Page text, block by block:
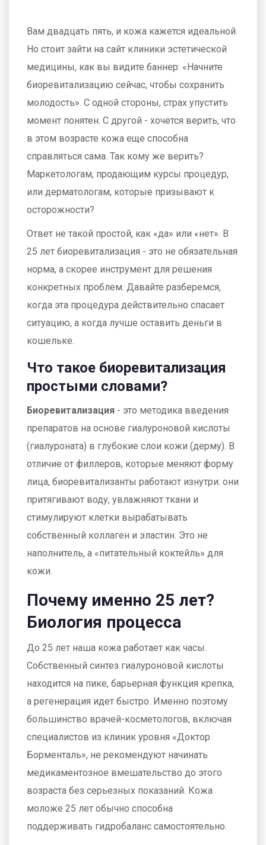
Вам двадцать пять, и кожа кажется идеальной.
Но стоит зайти на сайт клиники эстетической
медицины, как вы видите баннер: «Начните
биоревитализацию сейчас, чтобы сохранить
молодость». С одной стороны, страх упустить
момент понятен. С другой - хочется верить, что
в этом возрасте кожа еще способна
справляться сама. Так кому же верить?
Маркетологам, продающим курсы процедур,
или дерматологам, которые призывают к
осторожности?
Ответ не такой простой, как «да» или «нет». В
25 лет биоревитализация - это не обязательная
норма, а скорее инструмент для решения
конкретных проблем. Давайте разберемся,
когда эта процедура действительно спасает
ситуацию, а когда лучше оставить деньги в
кошельке.
Что такое биоревитализация
простыми словами?
Биоревитализация - это методика введения
препаратов на основе гиалуроновой кислоты
(гиалуроната) в глубокие слои кожи (дерму). В
отличие от филлеров, которые меняют форму
лица, биоревитализанты работают изнутри: они
притягивают воду, увлажняют ткани и
стимулируют клетки вырабатывать
собственный коллаген и эластин. Это не
наполнитель, а «питательный коктейль» для
кожи.
Почему именно 25 лет?
Биология процесса
До 25 лет наша кожа работает как часы.
Собственный синтез гиалуроновой кислоты
находится на пике, барьерная функция крепка,
а регенерация идет быстро. Именно поэтому
большинство врачей-косметологов, включая
специалистов из клиник уровня «Доктор
Борменталь», не рекомендуют начинать
медикаментозное вмешательство до этого
возраста без серьезных показаний. Кожа
моложе 25 лет обычно способна
поддерживать гидробаланс самостоятельно.